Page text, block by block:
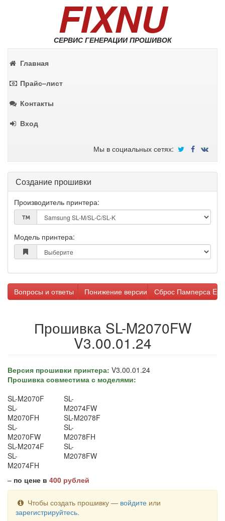
FIXNU
СЕРВИС ГЕНЕРАЦИИ ПРОШИВОК
Главная
Прайс–лист
Контакты
Вход
Мы в социальных сетях:
Создание прошивки
Производитель принтера:
Модель принтера:
Вопросы и ответы Понижение версии прошивкиСброс Памперса
Прошивка SL-M2070FW
V3.00.01.24
Версия прошивки принтера: V3.00.01.24
Прошивка совместима с моделями:
SL-M2070F
SL-
M2070FH
SL-
M2070FW
SL-M2074F
SL-
M2074FH
SL-
M2074FW
SL-M2078F
SL-
M2078FH
SL-
M2078FW
– по цене в 400 рублей
Чтобы создать прошивку — войдитеили
зарегистрируйтесь.